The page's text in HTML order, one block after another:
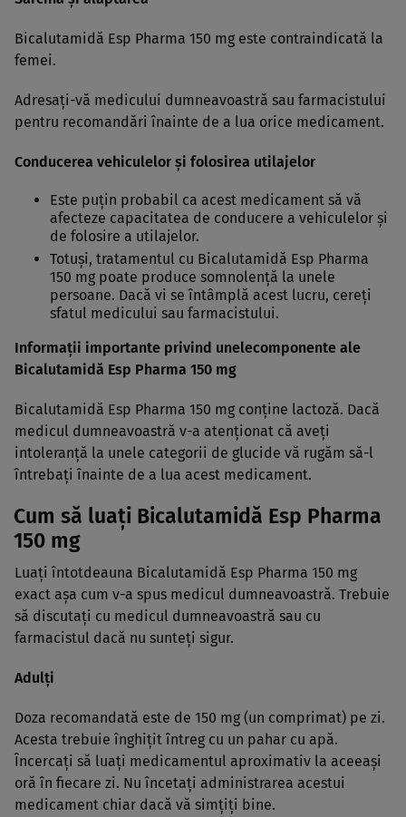
Bicalutamidă Esp Pharma 150 mg este contraindicată la
femei.
Adresaţi-vă medicului dumneavoastră sau farmacistului
pentru recomandări înainte de a lua orice medicament.
Conducerea vehiculelor şi folosirea utilajelor
Este puţin probabil ca acest medicament să vă
afecteze capacitatea de conducere a vehiculelor şi
de folosire a utilajelor.
Totuşi, tratamentul cu Bicalutamidă Esp Pharma
150 mg poate produce somnolenţă la unele
persoane. Dacă vi se întâmplă acest lucru, cereţi
sfatul medicului sau farmacistului.
Informaţii importante privind unelecomponente ale
Bicalutamidă Esp Pharma 150 mg
Bicalutamidă Esp Pharma 150 mg conţine lactoză. Dacă
medicul dumneavoastră v-a atenţionat că aveţi
intoleranţă la unele categorii de glucide vă rugăm să-l
întrebaţi înainte de a lua acest medicament.
Cum să luaţi Bicalutamidă Esp Pharma
150 mg
Luaţi întotdeauna Bicalutamidă Esp Pharma 150 mg
exact aşa cum v-a spus medicul dumneavoastră. Trebuie
să discutaţi cu medicul dumneavoastră sau cu
farmacistul dacă nu sunteţi sigur.
Adulţi
Doza recomandată este de 150 mg (un comprimat) pe zi.
Acesta trebuie înghiţit întreg cu un pahar cu apă.
Încercaţi să luaţi medicamentul aproximativ la aceeaşi
oră în fiecare zi. Nu încetaţi administrarea acestui
medicament chiar dacă vă simţiţi bine.